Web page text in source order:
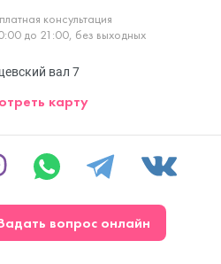
консультация
до 21:00, без выходных
вал 7
карту
вопрос онлайн